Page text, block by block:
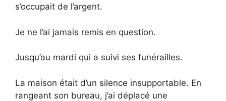
s’occupait de l’argent.
Je ne l’ai jamais remis en question.
Jusqu’au mardi qui a suivi ses funérailles.
La maison était d’un silence insupportable. En
rangeant son bureau, j’ai déplacé une